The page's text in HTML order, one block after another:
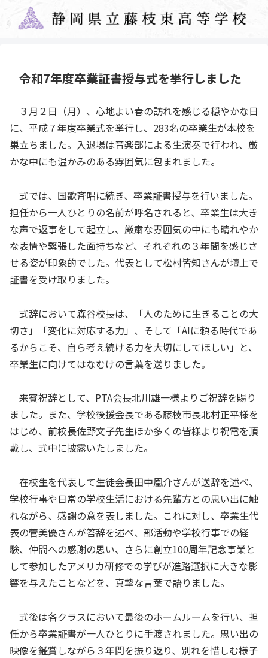
令和7年度卒業証書授与式を挙行しました
３月２日（月）、心地よい春の訪れを感じる穏やかな日
に、平成７年度卒業式を挙行し、283名の卒業生が本校を
巣立ちました。入退場は音楽部による生演奏で行われ、厳
かな中にも温かみのある雰囲気に包まれました。
式では、国歌斉唱に続き、卒業証書授与を行いました。
担任から一人ひとりの名前が呼名されると、卒業生は大き
な声で返事をして起立し、厳粛な雰囲気の中にも晴れやか
な表情や緊張した面持ちなど、それぞれの３年間を感じさ
せる姿が印象的でした。代表として松村皆知さんが壇上で
証書を受け取りました。
式辞において森谷校長は、「人のために生きることの大
切さ」「変化に対応する力」、そして「AIに頼る時代であ
るからこそ、自ら考え続ける力を大切にしてほしい」と、
卒業生に向けてはなむけの言葉を送りました。
来賓祝辞として、PTA会長北川雄一様よりご祝辞を賜り
ました。また、学校後援会長である藤枝市長北村正平様を
はじめ、前校長佐野文子先生ほか多くの皆様より祝電を頂
戴し、式中に披露いたしました。
在校生を代表して生徒会長田中凰介さんが送辞を述べ、
学校行事や日常の学校生活における先輩方との思い出に触
れながら、感謝の意を表しました。これに対し、卒業生代
表の菅美優さんが答辞を述べ、部活動や学校行事での経
験、仲間への感謝の思い、さらに創立100周年記念事業と
して参加したアメリカ研修での学びが進路選択に大きな影
響を与えたことなどを、真摯な言葉で語りました。
式後は各クラスにおいて最後のホームルームを行い、担
任から卒業証書が一人ひとりに手渡されました。思い出の
映像を鑑賞しながら３年間を振り返り、別れを惜しむ様子